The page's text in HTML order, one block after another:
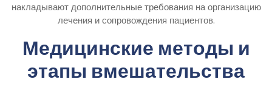
накладывают дополнительные требования на организацию
лечения и сопровождения пациентов.
Медицинские методы и
этапы вмешательства